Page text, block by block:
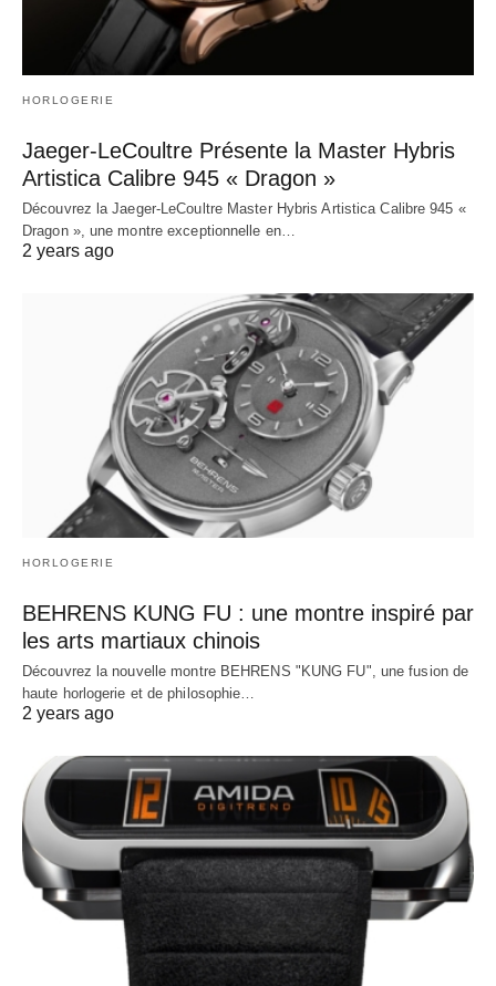
HORLOGERIE
Jaeger-LeCoultre Présente la Master Hybris
Artistica Calibre 945 « Dragon »
Découvrez la Jaeger-LeCoultre Master Hybris Artistica Calibre 945 «
Dragon », une montre exceptionnelle en…
2 years ago
HORLOGERIE
BEHRENS KUNG FU : une montre inspiré par
les arts martiaux chinois
Découvrez la nouvelle montre BEHRENS "KUNG FU", une fusion de
haute horlogerie et de philosophie…
2 years ago